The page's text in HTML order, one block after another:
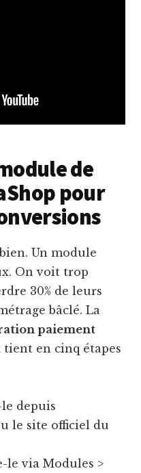
de
pour
Un module
On voit trop
30% de leurs
bâclé. La
paiement
en cinq étapes
depuis
le site officiel du
le via Modules >